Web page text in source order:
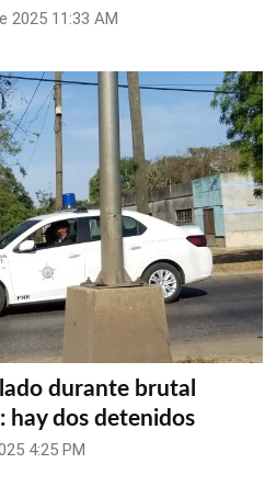
2025 11:33 AM
durante brutal
hay dos detenidos
4:25 PM